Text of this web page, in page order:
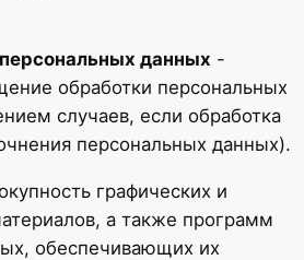
данных -
обработки персональных
случаев, если обработка
персональных данных).
графических и
а также программ
обеспечивающих их